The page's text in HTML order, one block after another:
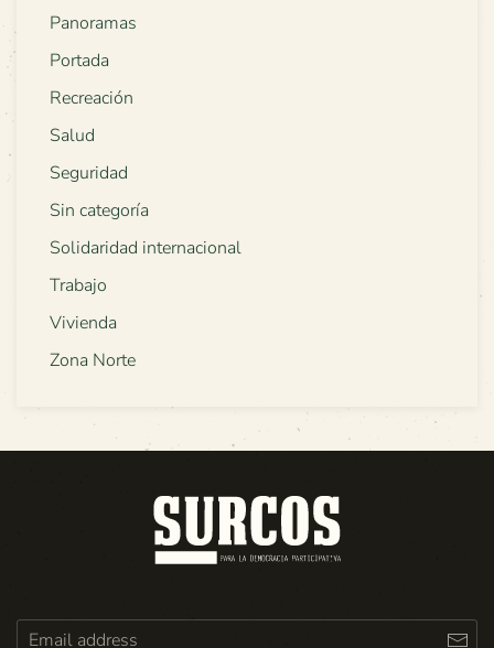
Panoramas
Portada
Recreación
Salud
Seguridad
Sin categoría
Solidaridad internacional
Trabajo
Vivienda
Zona Norte